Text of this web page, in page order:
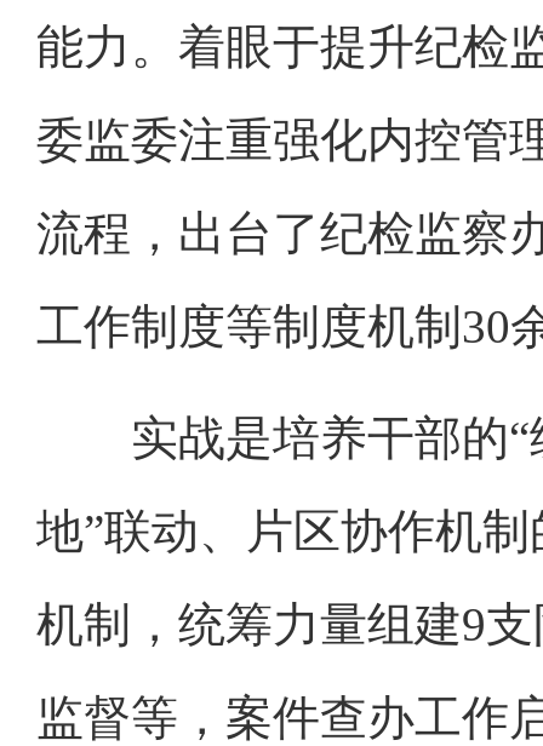
能力。着眼于提升纪检
委监委注重强化内控管
流程，出台了纪检监察
工作制度等制度机制30
实战是培养干部的“
地”联动、片区协作机
机制，统筹力量组建9
监督等，案件查办工作